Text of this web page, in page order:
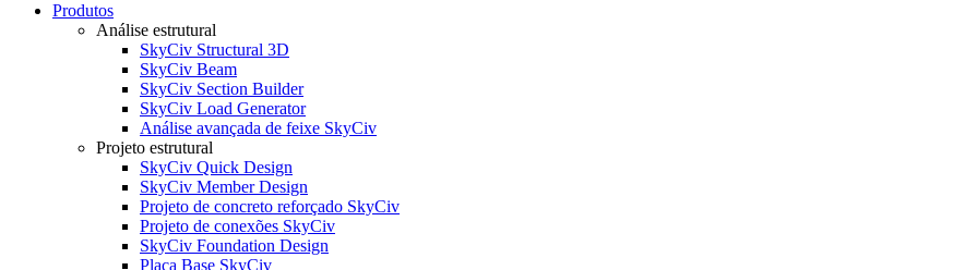
Produtos
Análise estrutural
SkyCiv Structural 3D
SkyCiv Beam
SkyCiv Section Builder
SkyCiv Load Generator
Análise avançada de feixe SkyCiv
Projeto estrutural
SkyCiv Quick Design
SkyCiv Member Design
Projeto de concreto reforçado SkyCiv
Projeto de conexões SkyCiv
SkyCiv Foundation Design
Placa Base SkyCiv